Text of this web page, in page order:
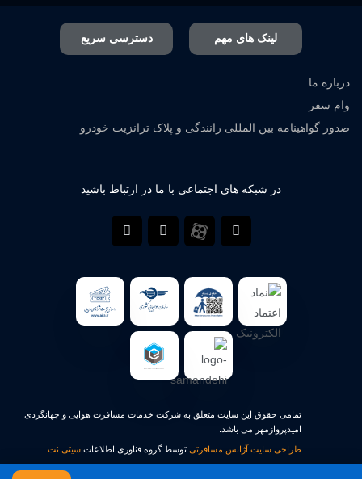
لینک های مهم دسترسی سریع
درباره ما
وام سفر
صدور گواهینامه بین المللی رانندگی و پلاک ترانزیت خودرو
در شبکه های اجتماعی با ما در ارتباط باشید
تمامی حقوق این سایت متعلق به شرکت خدمات مسافرت هوایی و جهانگردی
امیدپروازمهر می باشد.
طراحی سایت آژانس مسافرتی توسط گروه فناوری اطلاعات سیتی نت